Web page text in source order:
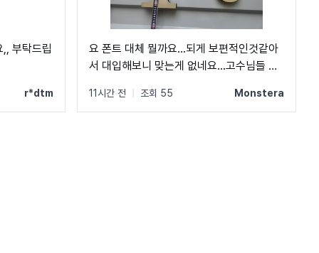
부탁드립
r*dtm
요 폰트 대체 뭘까요...되게 보편적인것같아
서 대입해보니 맞는게 없네요...고수님들 도
11시간 전 조회 55 Monstera